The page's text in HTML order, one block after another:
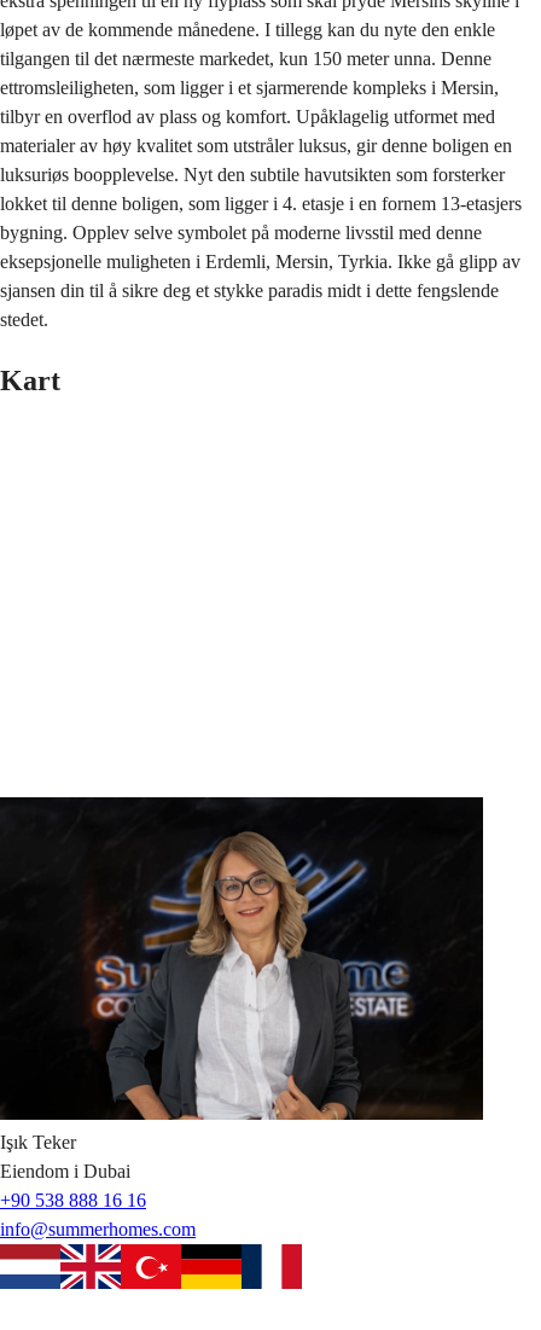
løpet av de kommende månedene. I tillegg kan du nyte den enkle
tilgangen til det nærmeste markedet, kun 150 meter unna. Denne
ettromsleiligheten, som ligger i et sjarmerende kompleks i Mersin,
tilbyr en overflod av plass og komfort. Upåklagelig utformet med
materialer av høy kvalitet som utstråler luksus, gir denne boligen en
luksuriøs boopplevelse. Nyt den subtile havutsikten som forsterker
lokket til denne boligen, som ligger i 4. etasje i en fornem 13-etasjers
bygning. Opplev selve symbolet på moderne livsstil med denne
eksepsjonelle muligheten i Erdemli, Mersin, Tyrkia. Ikke gå glipp av
sjansen din til å sikre deg et stykke paradis midt i dette fengslende
stedet.
Kart
Işık Teker
Eiendom i Dubai
+90 538 888 16 16
info@summerhomes.com